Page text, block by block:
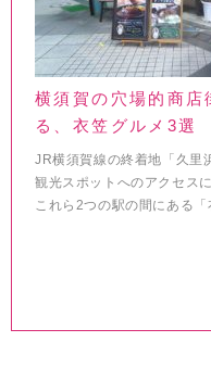
横須賀の穴場的商店
る、衣笠グルメ3選
JR横須賀線の終着地「久里
観光スポットへのアクセス
これら2つの駅の間にある